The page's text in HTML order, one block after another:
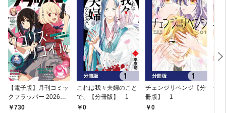
【電子版】月刊コミッ
クフラッパー 2026年9
月号730
これは我々夫婦のこと
で、【分冊版】 1
0
チェンジリベンジ【分
冊版】 1
0
チ